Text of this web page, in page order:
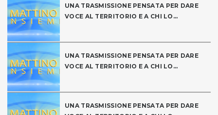
UNA TRASMISSIONE PENSATA PER DARE
VOCE AL TERRITORIO E A CHI LO...
UNA TRASMISSIONE PENSATA PER DARE
VOCE AL TERRITORIO E A CHI LO...
UNA TRASMISSIONE PENSATA PER DARE